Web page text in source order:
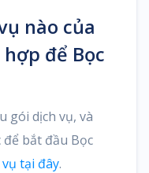
nào của
để Bọc
gói dịch vụ, và
bắt đầu Bọc
tại đây.